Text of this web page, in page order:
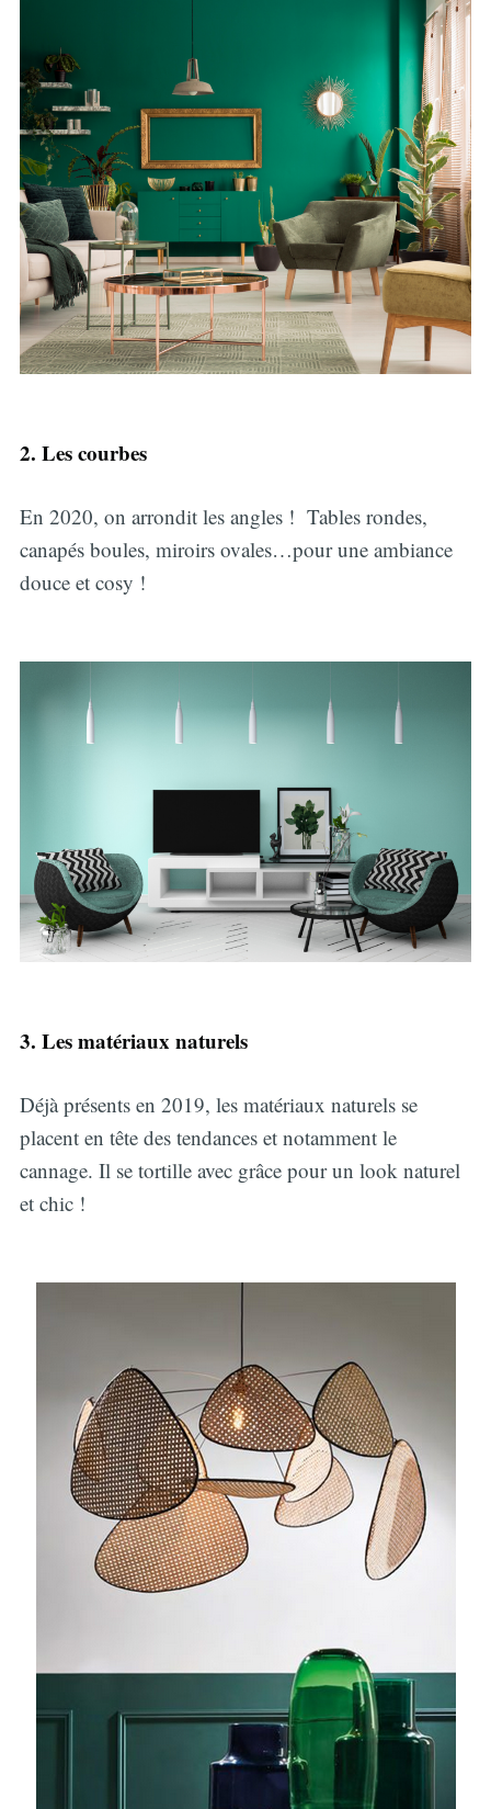
2. Les courbes
En 2020, on arrondit les angles ! Tables rondes,
canapés boules, miroirs ovales…pour une ambiance
douce et cosy !
3. Les matériaux naturels
Déjà présents en 2019, les matériaux naturels se
placent en tête des tendances et notamment le
cannage. Il se tortille avec grâce pour un look naturel
et chic !